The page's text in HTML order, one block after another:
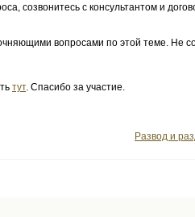
созвонитесь с консультантом и
вопросами по этой теме. Не
тут. Спасибо за участие.
Развод и